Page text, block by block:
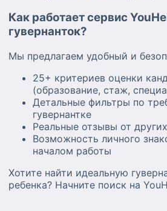
Как работает сервис
гувернанток?
Мы предлагаем удобный и
25+ критериев оценки
(образование, стаж,
Детальные фильтры по
гувернантке
Реальные отзывы от
Возможность личного
началом работы
Хотите найти идеальную
ребенка? Начните поиск на